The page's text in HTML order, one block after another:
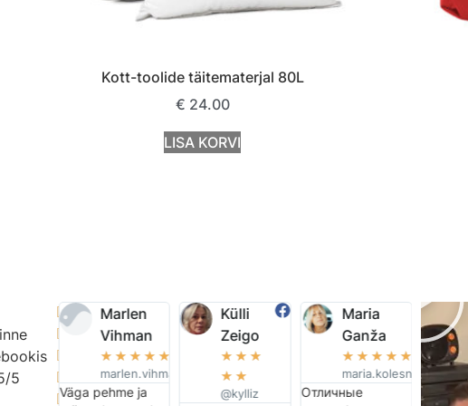
Kott-toolide täitematerjal 80L
€ 24.00
LISA KORVI
5





Pisike
☆☆
mega
Marlen
Vihman
☆ ☆ ☆ ☆ ☆
marlen.vihman
Väga pehme ja
Külli
Zeigo
☆ ☆ ☆
☆ ☆
@kylliz
Maria
Ganža
☆ ☆ ☆ ☆ ☆
maria.kolesnik
Отличные